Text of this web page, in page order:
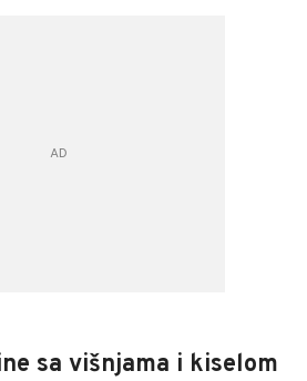
sa višnjama i kiselom